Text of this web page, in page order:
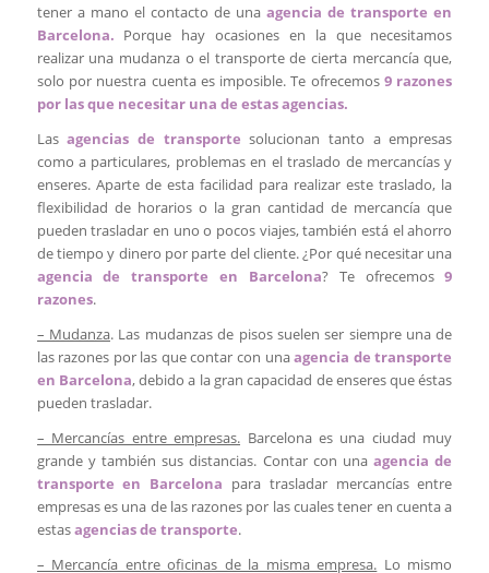
tener a mano el contacto de unaagencia de transporte en
Barcelona. Porque hay ocasiones en la que necesitamos
realizar una mudanza o el transporte de cierta mercancía que,
solo por nuestra cuenta es imposible. Te ofrecemos9 razones
por las que necesitar una de estas agencias.
Lasagencias de transporte solucionan tanto a empresas
como a particulares, problemas en el traslado de mercancías y
enseres. Aparte de esta facilidad para realizar este traslado, la
flexibilidad de horarios o la gran cantidad de mercancía que
pueden trasladar en uno o pocos viajes, también está el ahorro
de tiempo y dinero por parte del cliente. ¿Por qué necesitar una
agencia de transporte en Barcelona? Te ofrecemos9
razones.
– Mudanza. Las mudanzas de pisos suelen ser siempre una de
las razones por las que contar con unaagencia de transporte
en Barcelona, debido a la gran capacidad de enseres que éstas
pueden trasladar.
– Mercancías entre empresas. Barcelona es una ciudad muy
grande y también sus distancias. Contar con unaagencia de
transporte en Barcelona para trasladar mercancías entre
empresas es una de las razones por las cuales tener en cuenta a
estasagencias de transporte.
– Mercancía entre oficinas de la misma empresa. Lo mismo